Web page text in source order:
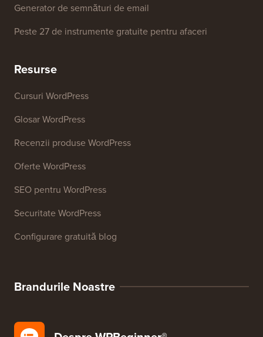
Detector de teme WordPress
Generator de cuvinte cheie SEO
Analizor SEO pentru site-uri web
Generator de semnături de email
Peste 27 de instrumente gratuite pentru afaceri
Resurse
Cursuri WordPress
Glosar WordPress
Recenzii produse WordPress
SEO pentru WordPress
Configurare gratuită blog